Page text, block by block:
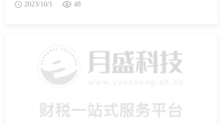
2023/10/1 48